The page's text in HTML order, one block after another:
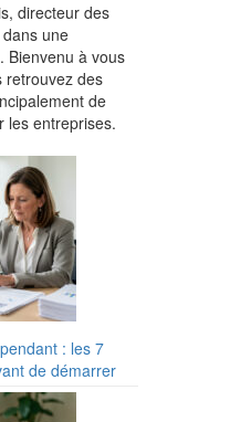
directeur des
une
Bienvenu à vous
retrouvez des
de
les entreprises.
: les 7
de démarrer